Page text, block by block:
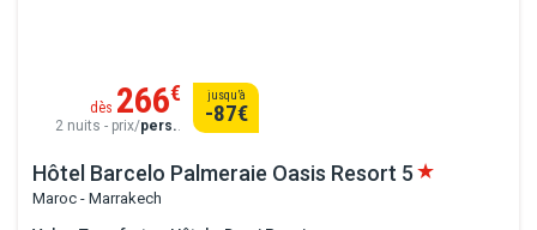
Hôtel Barcelo Palmeraie Oasis Resort 5
Maroc - Marrakech
dès 266€
2 nuits - prix/pers..
jusqu’à
-87€